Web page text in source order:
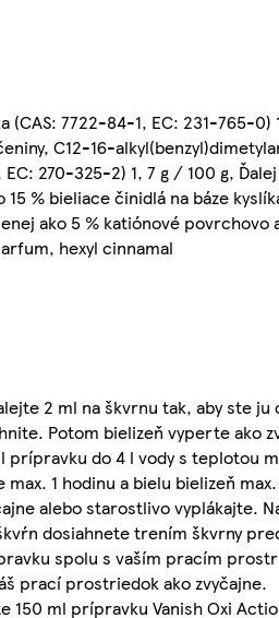
(CAS: 7722-84-1, EC: 231-765-0)
C12-16-
270-325-2) 1, 7 g / 100 g,
15 % bieliace činidlá na báze
ako 5 % katiónové povrchovo
hexyl cinnamal
2 ml na škvrnu tak, aby ste
Potom bielizeň vyperte ako
prípravku do 4 l vody s teplotou
1 hodinu a bielu bielizeň
alebo starostlivo vyplákajte.
dosiahnete trením škvrny
spolu s vaším pracím
prací prostriedok ako zvyčajne.
150 ml prípravku Vanish Oxi